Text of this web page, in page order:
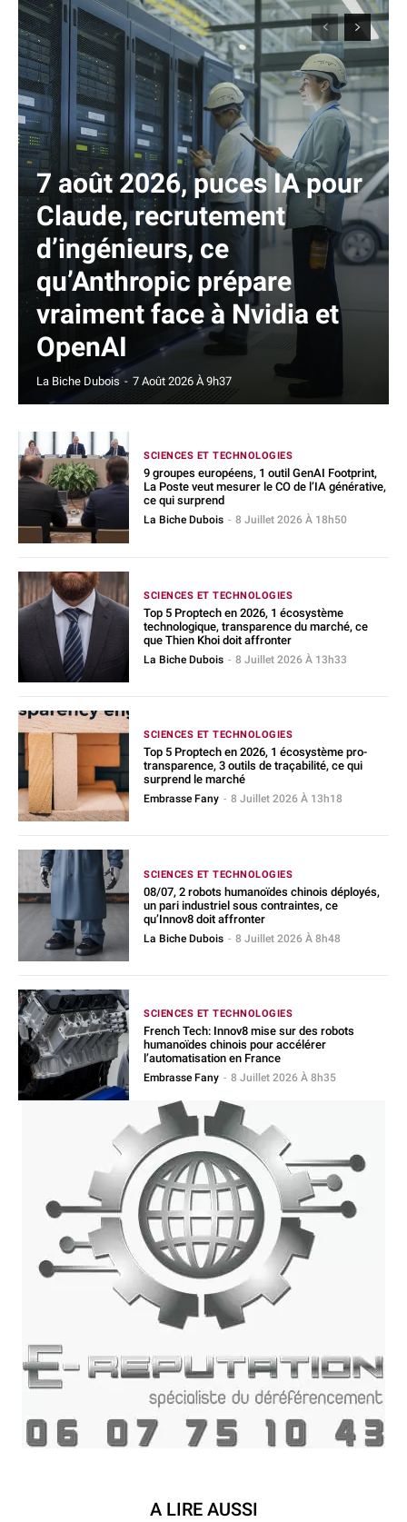
7 août 2026, puces IA pour
Claude, recrutement
d’ingénieurs, ce
qu’Anthropic prépare
vraiment face à Nvidia et
OpenAI
La Biche Dubois - 7 Août 2026 À 9h37
SCIENCES ET TECHNOLOGIES
9 groupes européens, 1 outil GenAI Footprint,
La Poste veut mesurer le CO de l’IA générative,
ce qui surprend
La Biche Dubois - 8 Juillet 2026 À 18h50
SCIENCES ET TECHNOLOGIES
Top 5 Proptech en 2026, 1 écosystème
technologique, transparence du marché, ce
que Thien Khoi doit affronter
La Biche Dubois - 8 Juillet 2026 À 13h33
SCIENCES ET TECHNOLOGIES
Top 5 Proptech en 2026, 1 écosystème pro-
transparence, 3 outils de traçabilité, ce qui
surprend le marché
Embrasse Fany - 8 Juillet 2026 À 13h18
SCIENCES ET TECHNOLOGIES
08/07, 2 robots humanoïdes chinois déployés,
un pari industriel sous contraintes, ce
qu’Innov8 doit affronter
La Biche Dubois - 8 Juillet 2026 À 8h48
SCIENCES ET TECHNOLOGIES
French Tech: Innov8 mise sur des robots
humanoïdes chinois pour accélérer
l’automatisation en France
Embrasse Fany - 8 Juillet 2026 À 8h35
A LIRE AUSSI